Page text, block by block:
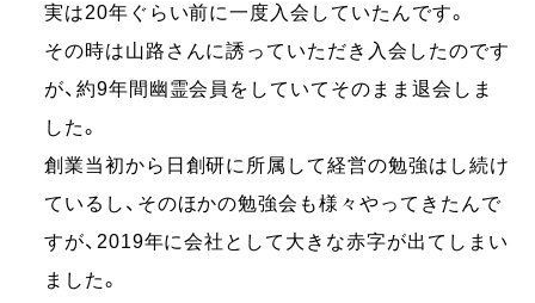
実は20年ぐらい前に一度入会していたんです。
その時は山路さんに誘っていただき入会したのです
が、約9年間幽霊会員をしていてそのまま退会しま
した。
創業当初から日創研に所属して経営の勉強はし続け
ているし、そのほかの勉強会も様々やってきたんで
すが、2019年に会社として大きな赤字が出てしまい
ました。